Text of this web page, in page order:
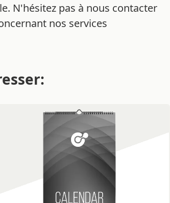
N'hésitez pas à nous contacter
nos services